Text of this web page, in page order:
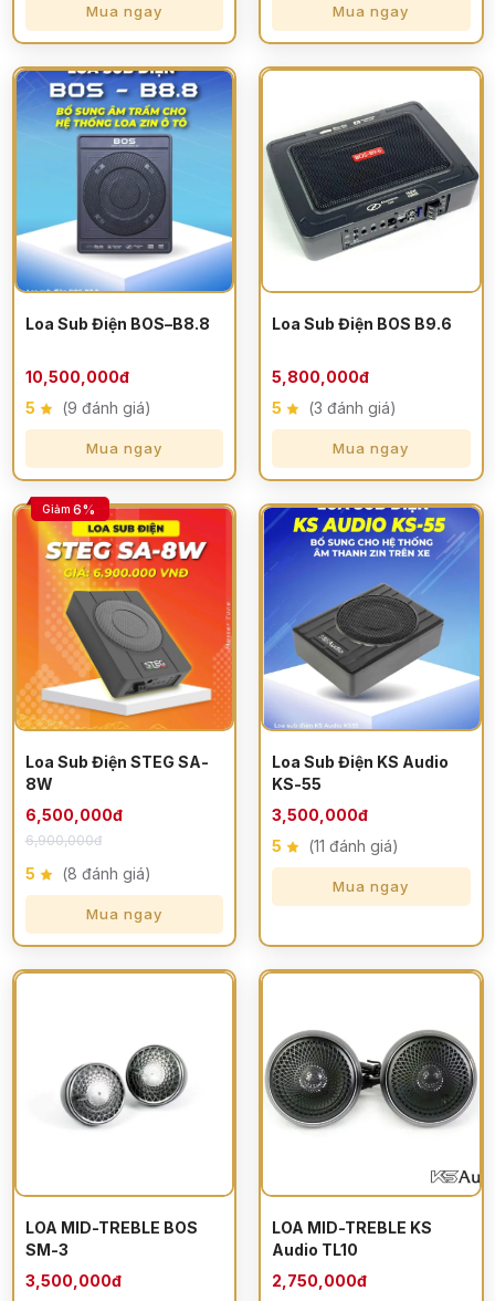
Mua ngay Mua ngay
Loa Sub Điện BOS–B8.8
10,500,000đ
5
(9 đánh giá)
Mua ngay
Loa Sub Điện BOS B9.6
5,800,000đ
5
(3 đánh giá)
Mua ngay
Giảm 6%
Loa Sub Điện STEG SA-
8W
6,500,000đ
6,900,000đ
5 (8 đánh giá)
Mua ngay
Loa Sub Điện KS Audio
KS-55
3,500,000đ
5
(11 đánh giá)
Mua ngay
LOA MID-TREBLE BOS
SM-3
3,500,000đ
LOA MID-TREBLE KS
Audio TL10
2,750,000đ